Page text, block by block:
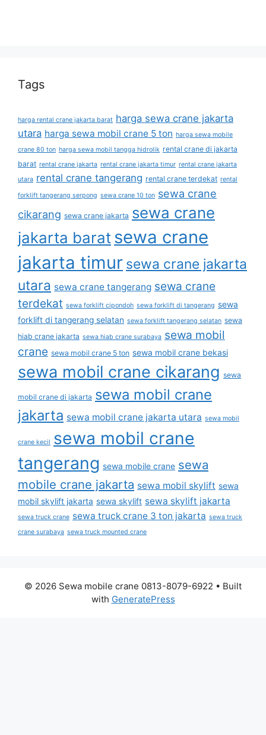
Tags
harga rental crane jakarta barat harga sewa crane jakarta
utara harga sewa mobil crane 5 ton harga sewa mobile
crane 80 ton harga sewa mobil tangga hidrolik rental crane di jakarta
barat rental crane jakarta rental crane jakarta timur rental crane jakarta
utara rental crane tangerang rental crane terdekat rental
forklift tangerang serpong sewa crane 10 ton sewa crane
cikarang sewa crane jakarta sewa crane
jakarta baratsewa crane
jakarta timur sewa crane jakarta
utara sewa crane tangerang sewa crane
terdekat sewa forklift cipondoh sewa forklift di tangerang sewa
forklift di tangerang selatan sewa forklift tangerang selatan sewa
hiab crane jakarta sewa hiab crane surabaya sewa mobil
crane sewa mobil crane 5 ton sewa mobil crane bekasi
sewa mobil crane cikarang sewa
mobil crane di jakarta sewa mobil crane
jakarta sewa mobil crane jakarta utara sewa mobil
crane kecil sewa mobil crane
tangerang sewa mobile crane sewa
mobile crane jakarta sewa mobil skylift sewa
mobil skylift jakarta sewa skylift sewa skylift jakarta
sewa truck crane sewa truck crane 3 ton jakarta sewa truck
crane surabaya sewa truck mounted crane
© 2026 Sewa mobile crane 0813-8079-6922 • Built
with GeneratePress